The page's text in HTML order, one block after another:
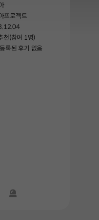
프로젝트
천(참여 1명)
록된 후기 없음
신고하기